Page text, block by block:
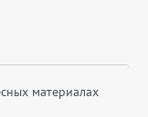
материалах